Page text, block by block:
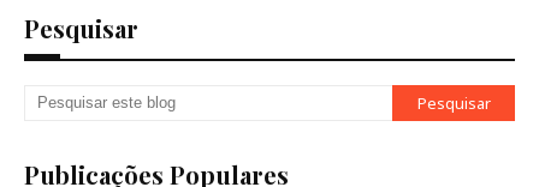
Pesquisar
Publicações Populares